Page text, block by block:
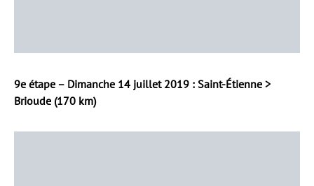
9e étape – Dimanche 14 juillet 2019 : Saint-Étienne >
Brioude (170 km)